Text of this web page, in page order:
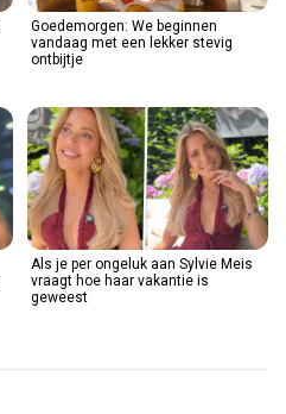
Goedemorgen: We beginnen
vandaag met een lekker stevig
ontbijtje
Als je per ongeluk aan Sylvie Meis
vraagt hoe haar vakantie is
geweest